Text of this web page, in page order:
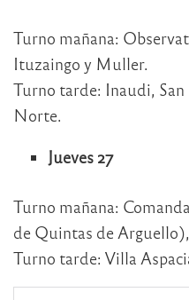
Turno mañana:
Ituzaingo y Muller.
Turno tarde: Inaudi,
Norte.
Jueves 27
Turno mañana:
de Quintas de
Turno tarde: Villa